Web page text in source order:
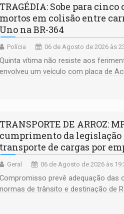
TRAGÉDIA: Sobe para cinco
mortos em colisão entre
Uno na BR-364
Polícia 06 de Agosto de 2026 às
Quinta vítima não resiste aos
envolveu um veículo com placa de
TRANSPORTE DE ARROZ:
cumprimento da legislação
transporte de cargas por
Geral 06 de Agosto de 2026 às
Compromisso prevê adequação das
normas de trânsito e destinação de